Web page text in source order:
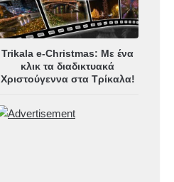
Trikala e-Christmas: Με ένα
κλικ τα διαδικτυακά
Χριστούγεννα στα Τρίκαλα!